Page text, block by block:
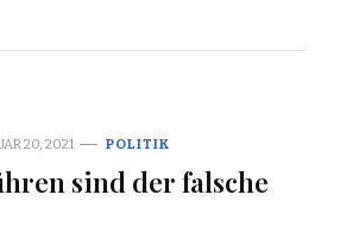
20, 2021 POLITIK
sind der falsche